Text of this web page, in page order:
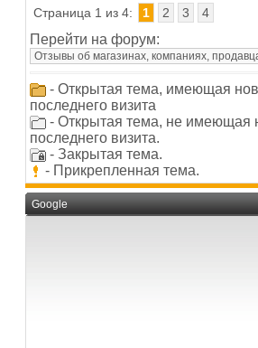
Страница 1 из 4: 1 2 3 4
Перейти на форум:
- Открытая тема, имеющая
последнего визита
- Открытая тема, не имеющая
последнего визита.
- Закрытая тема.
- Прикрепленная тема.
Google